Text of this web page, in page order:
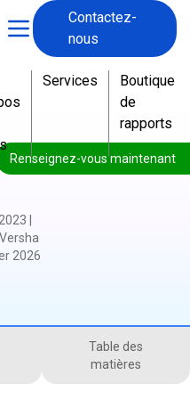
Contactez-
nous
Services
Boutique
de
rapports
Renseignez-vous maintenant
2023
Versha
2026
Table des
matières